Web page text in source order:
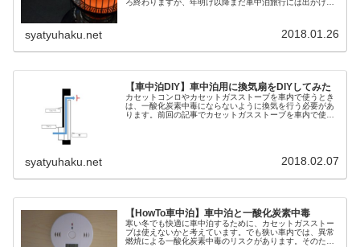
syatyuhaku.net 2018.01.26
【車中泊DIY】車中泊用に換気扇をDIYしてみた
カセットコンロやカセットガスストーブを車内で使うとき
は、一酸化炭素中毒にならないように換気を行う必要があ
ります。前回の記事でカセットガスストーブを車内で使っ
syatyuhaku.net 2018.02.07
【HowTo車中泊】車中泊と一酸化炭素中毒
寒い冬でも快適に車中泊するために、カセットガスストー
ブは使えないかと考えています。でも狭い車内では、異常
燃焼による一酸化炭素中毒のリスクがあります。そのため